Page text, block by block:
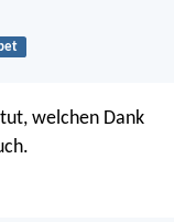
welchen Dank